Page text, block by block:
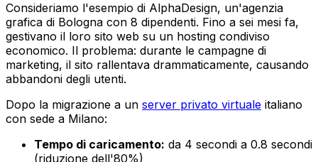
Consideriamo l'esempio di AlphaDesign, un'agenzia
grafica di Bologna con 8 dipendenti. Fino a sei mesi fa,
gestivano il loro sito web su un hosting condiviso
economico. Il problema: durante le campagne di
marketing, il sito rallentava drammaticamente, causando
abbandoni degli utenti.
Dopo la migrazione a un server privato virtuale italiano
con sede a Milano:
Tempo di caricamento: da 4 secondi a 0.8 secondi
(riduzione dell'80%)